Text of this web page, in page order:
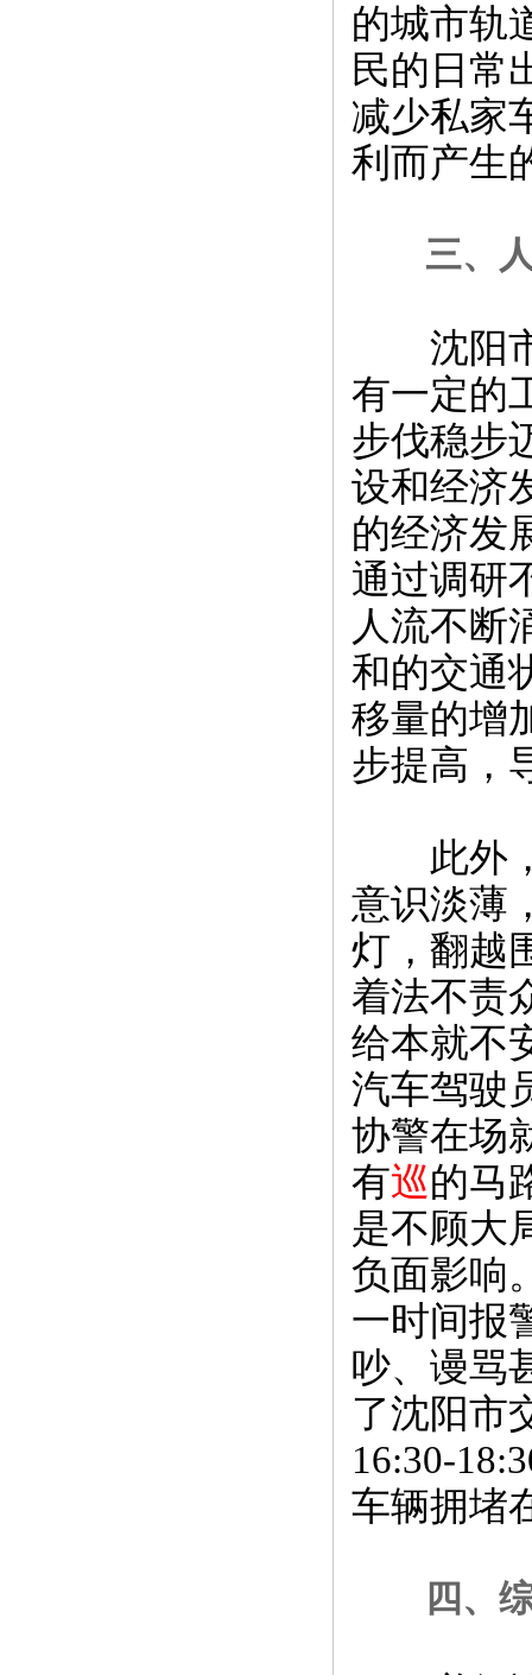
的城市轨
民的日常
减少私家
利而产生
三、人
沈阳市
有一定的
步伐稳步
设和经济
的经济发
通过调研
人流不断
和的交通
移量的增
步提高，
此外，
意识淡薄
灯，翻越
着法不责
给本就不
汽车驾驶
协警在场
有巡的马
是不顾大
负面影响
一时间报
吵、谩骂
了沈阳市
16:30-
车辆拥堵
四、综